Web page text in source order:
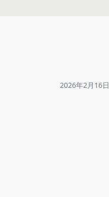
2026年2月16日